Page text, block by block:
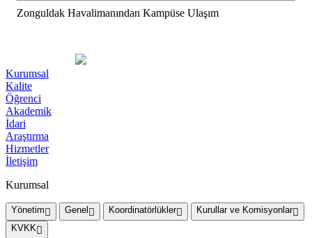
Zonguldak Havalimanından Kampüse Ulaşım
Kurumsal
Kalite
Öğrenci
Akademik
İdari
Araştırma
Hizmetler
İletişim
Kurumsal
Yönetim Genel Koordinatörlükler
Kurullar ve Komisyonlar
KVKK